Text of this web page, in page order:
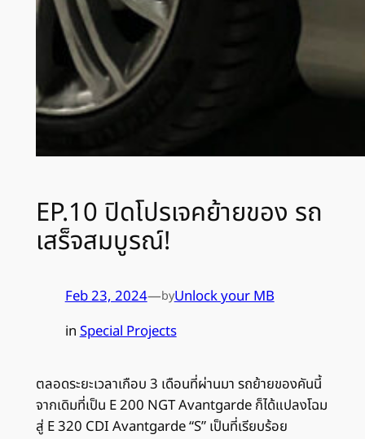
EP.10 ปิดโปรเจคย้ายของ รถ
เสร็จสมบูรณ์!
Feb 23, 2024—byUnlock your MB
inSpecial Projects
ตลอดระยะเวลาเกือบ 3 เดือนที่ผ่านมา รถย้ายของคันนี้
จากเดิมที่เป็น E 200 NGT Avantgarde ก็ได้แปลงโฉม
สู่ E 320 CDI Avantgarde “S” เป็นที่เรียบร้อย